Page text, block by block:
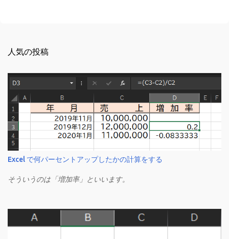
人気の投稿
Excel で何パーセントアップしたかの計算をする
そういうのは「増加率」といいます。